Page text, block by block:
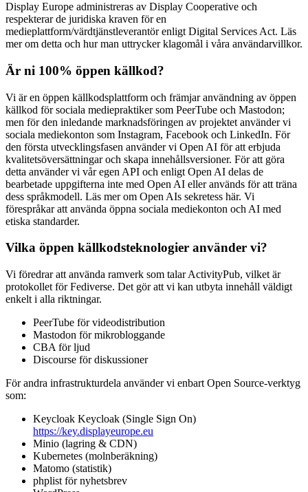
Display Europe administreras av Display Cooperative och
respekterar de juridiska kraven för en
medieplattform/värdtjänstleverantör enligt Digital Services Act. Läs
mer om detta och hur man uttrycker klagomål i våra användarvillkor.
Är ni 100% öppen källkod?
Vi är en öppen källkodsplattform och främjar användning av öppen
källkod för sociala mediepraktiker som PeerTube och Mastodon;
men för den inledande marknadsföringen av projektet använder vi
sociala mediekonton som Instagram, Facebook och LinkedIn. För
den första utvecklingsfasen använder vi Open AI för att erbjuda
kvalitetsöversättningar och skapa innehållsversioner. För att göra
detta använder vi vår egen API och enligt Open AI delas de
bearbetade uppgifterna inte med Open AI eller används för att träna
dess språkmodell. Läs mer om Open AIs sekretess här. Vi
förespråkar att använda öppna sociala mediekonton och AI med
etiska standarder.
Vilka öppen källkodsteknologier använder vi?
Vi föredrar att använda ramverk som talar ActivityPub, vilket är
protokollet för Fediverse. Det gör att vi kan utbyta innehåll väldigt
enkelt i alla riktningar.
PeerTube för videodistribution
Mastodon för mikrobloggande
CBA för ljud
Discourse för diskussioner
För andra infrastrukturdela använder vi enbart Open Source-verktyg
som:
Keycloak Keycloak (Single Sign On)
https://key.displayeurope.eu
Minio (lagring & CDN)
Kubernetes (molnberäkning)
Matomo (statistik)
phplist för nyhetsbrev